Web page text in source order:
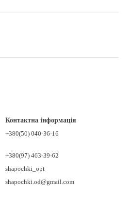
Контактна інформація
+380(50) 040-36-16
+380(97) 463-39-62
shapochki_opt
shapochki.od@gmail.com